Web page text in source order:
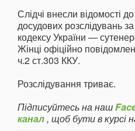
Слідчі внесли відомості
досудових розслідувань
кодексу України —
Жінці офіційно
ч.2 ст.303 ККУ.
Розслідування триває.
Підписуйтесь на наш
канал, щоб бути в курсі